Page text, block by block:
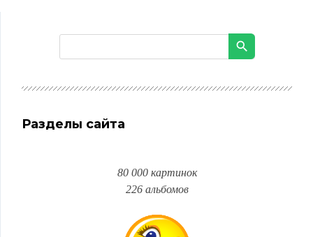
Разделы сайта
80 000 картинок
226 альбомов